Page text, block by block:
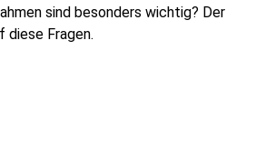
sind besonders wichtig? Der
Fragen.